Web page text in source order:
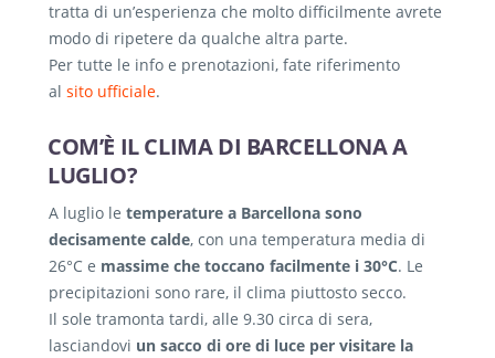
tratta di un’esperienza che molto difficilmente avrete
modo di ripetere da qualche altra parte.
Per tutte le info e prenotazioni, fate riferimento
al sito ufficiale.
COM’È IL CLIMA DI BARCELLONA A
LUGLIO?
A luglio le temperature a Barcellona sono
decisamente calde, con una temperatura media di
26°C e massime che toccano facilmente i 30°C. Le
precipitazioni sono rare, il clima piuttosto secco.
Il sole tramonta tardi, alle 9.30 circa di sera,
lasciandovi un sacco di ore di luce per visitare la